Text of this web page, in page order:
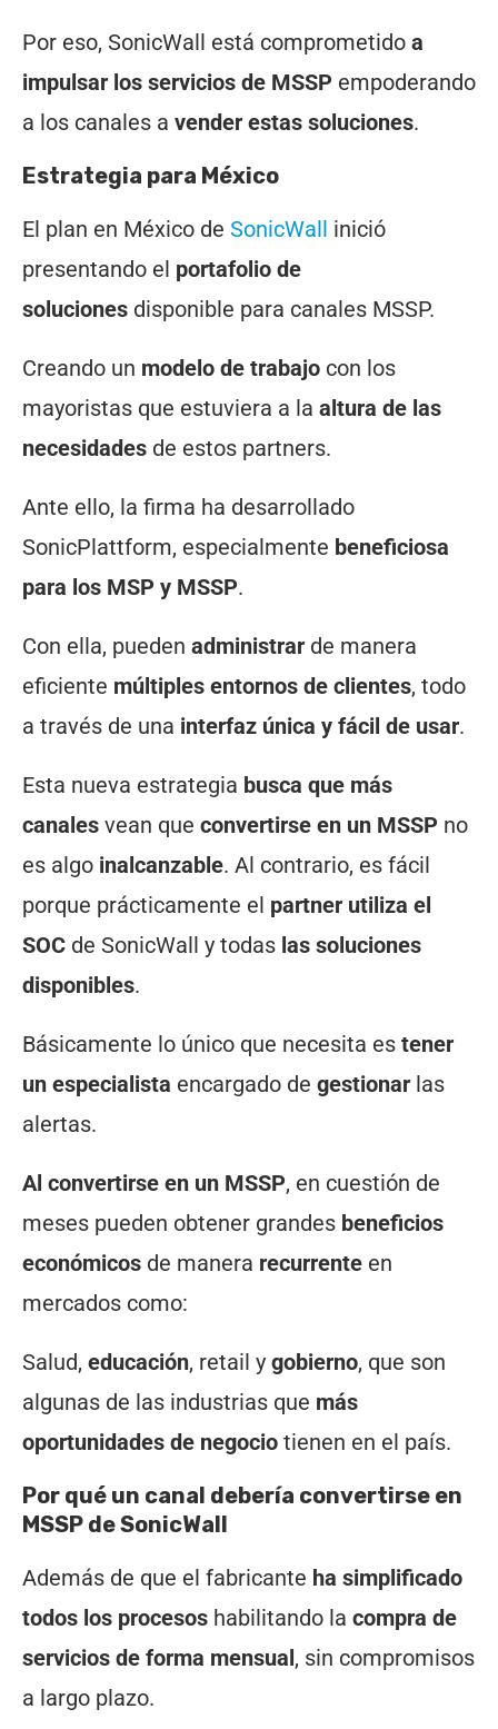
Por eso, SonicWall está comprometido a
impulsar los servicios de MSSP empoderando
a los canales a vender estas soluciones.
Estrategia para México
El plan en México de SonicWall inició
presentando el portafolio de
soluciones disponible para canales MSSP.
Creando un modelo de trabajo con los
mayoristas que estuviera a la altura de las
necesidades de estos partners.
Ante ello, la firma ha desarrollado
SonicPlattform, especialmente beneficiosa
para los MSP y MSSP.
Con ella, pueden administrar de manera
eficiente múltiples entornos de clientes, todo
a través de una interfaz única y fácil de usar.
Esta nueva estrategia busca que más
canales vean que convertirse en un MSSP no
es algo inalcanzable. Al contrario, es fácil
porque prácticamente el partner utiliza el
SOC de SonicWall y todas las soluciones
disponibles.
Básicamente lo único que necesita es tener
un especialista encargado de gestionar las
alertas.
Al convertirse en un MSSP, en cuestión de
meses pueden obtener grandes beneficios
económicos de manera recurrente en
mercados como:
Salud, educación, retail y gobierno, que son
algunas de las industrias que más
oportunidades de negocio tienen en el país.
Por qué un canal debería convertirse en
MSSP de SonicWall
Además de que el fabricante ha simplificado
todos los procesos habilitando la compra de
servicios de forma mensual, sin compromisos
a largo plazo.